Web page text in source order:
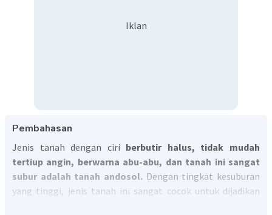
Iklan
Pembahasan
Jenis tanah dengan ciri berbutir halus, tidak mudah
tertiup angin, berwarna abu-abu, dan tanah ini sangat
subur adalah tanah andosol. Dengan tingkat kesuburan
yang tinggi, jenis tanah ini sangat cocok untuk dijadikan